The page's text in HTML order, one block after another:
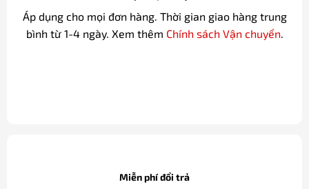
Áp dụng cho mọi đơn hàng. Thời gian giao hàng trung
bình từ 1-4 ngày. Xem thêm Chính sách Vận chuyển.
Miễn phí đổi trả